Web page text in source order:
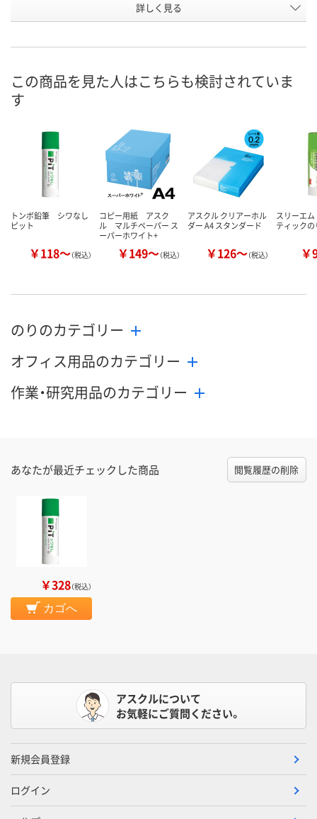
806812 4019762
8月8日（土）
カゴへ カ
詳しく見る
この商品を見た人はこちらも検討されていま
す
トンボ鉛筆 シワなし
ピット
￥118～（税込）
コピー用紙 アスク
ル マルチペーパー ス
ーパーホワイト+
￥149～（税込）
アスクル クリアーホル
ダー A4 スタンダード
￥126～（税込）
スリーエ
ティックの
￥
のりのカテゴリー
オフィス用品のカテゴリー
作業・研究用品のカテゴリー
あなたが最近チェックした商品 閲覧履歴の削除
￥328（税込）
カゴへ
アスクルについて
お気軽にご質問ください。
新規会員登録
ログイン